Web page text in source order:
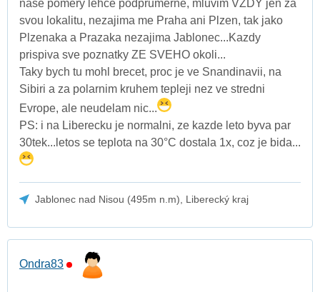
nase pomery lehce podprumerne, mluvim VZDY jen za
svou lokalitu, nezajima me Praha ani Plzen, tak jako
Plzenaka a Prazaka nezajima Jablonec...Kazdy
prispiva sve poznatky ZE SVEHO okoli...
Taky bych tu mohl brecet, proc je ve Snandinavii, na
Sibiri a za polarnim kruhem tepleji nez ve stredni
Evrope, ale neudelam nic...
PS: i na Liberecku je normalni, ze kazde leto byva par
30tek...letos se teplota na 30°C dostala 1x, coz je bida...
Jablonec nad Nisou (495m n.m), Liberecký kraj
Ondra83